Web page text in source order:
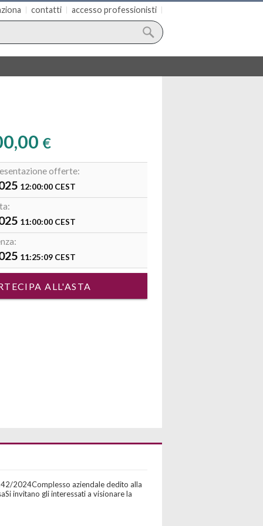
contatti accesso professionisti
€
offerte:
12:00:00 CEST
11:00:00 CEST
11:25:09 CEST
ALL'ASTA
2024Complesso aziendale dedito alla
invitano gli interessati a visionare la